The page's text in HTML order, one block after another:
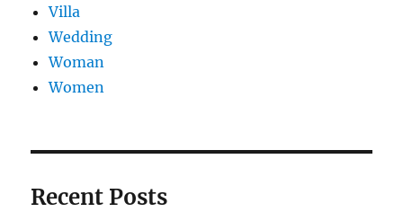
Villa
Wedding
Woman
Women
Recent Posts